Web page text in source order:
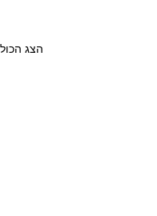
הצג הכול